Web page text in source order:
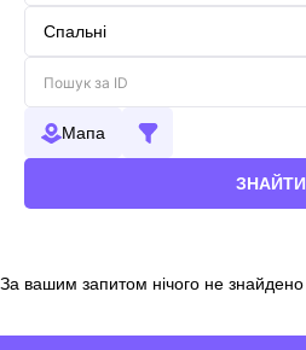
Мапа
ЗНАЙТИ
За вашим запитом нічого не знайдено